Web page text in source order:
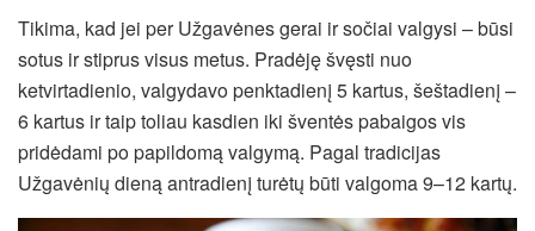
Tikima, kad jei per Užgavėnes gerai ir sočiai valgysi – būsi
sotus ir stiprus visus metus. Pradėję švęsti nuo
ketvirtadienio, valgydavo penktadienį 5 kartus, šeštadienį –
6 kartus ir taip toliau kasdien iki šventės pabaigos vis
pridėdami po papildomą valgymą. Pagal tradicijas
Užgavėnių dieną antradienį turėtų būti valgoma 9–12 kartų.